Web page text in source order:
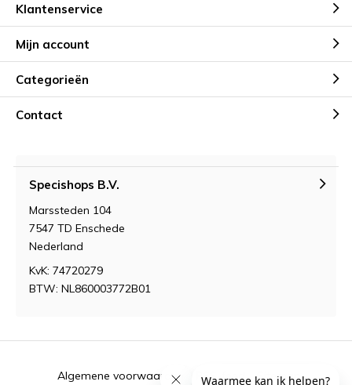
Klantenservice
Mijn account
Categorieën
Contact
Specishops B.V.
Marssteden 104
7547 TD Enschede
Nederland
KvK: 74720279
BTW: NL860003772B01
Algemene voorwaarden RSS-feed Sitemap